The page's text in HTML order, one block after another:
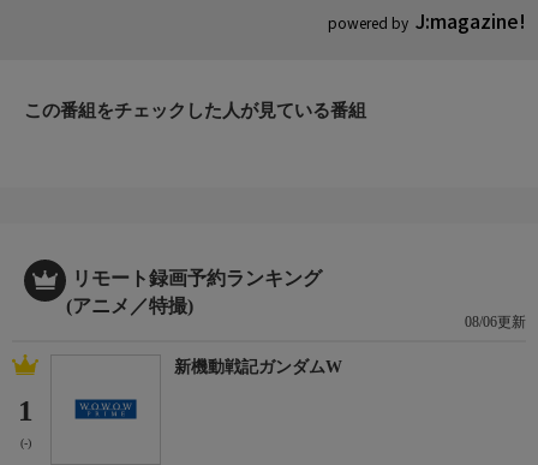
powered by J:magazine!
この番組をチェックした人が見ている番組
リモート録画予約ランキング
(アニメ／特撮)
08/06更新
1
(-)
新機動戦記ガンダムW